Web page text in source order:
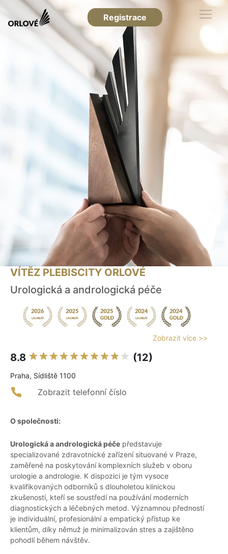
Registrace
VÍTĚZ PLEBISCITY ORLOVÉ
Urologická a andrologická péče
Zobrazit více >>
8.8 (12)
Praha, Sídliště 1100
Zobrazit telefonní číslo
O společnosti:
Urologická a andrologická péče představuje
specializované zdravotnické zařízení situované v Praze,
zaměřené na poskytování komplexních služeb v oboru
urologie a andrologie. K dispozici je tým vysoce
kvalifikovaných odborníků s dlouholetou klinickou
zkušeností, kteří se soustředí na používání moderních
diagnostických a léčebných metod. Významnou předností
je individuální, profesionální a empatický přístup ke
klientům, díky němuž je minimalizován stres a zajištěno
pohodlí během návštěv.